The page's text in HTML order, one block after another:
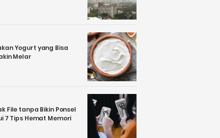
Yogurt yang Bisa
Melar
File tanpa Bikin Ponsel
7 Tips Hemat Memori